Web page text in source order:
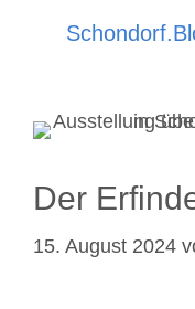
Der
15. August 2024